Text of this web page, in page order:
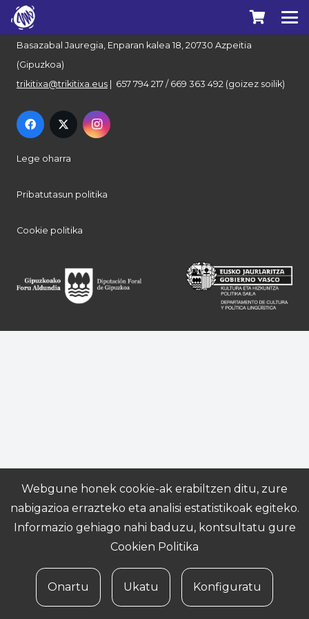
Euskal Herriko Trikitixa Elkartea
Basazabal Jauregia, Enparan kalea 18, 20730 Azpeitia
(Gipuzkoa)
trikitixa@trikitixa.eus | 657 794 217 / 669 363 492 (goizez soilik)
Lege oharra
Pribatutasun politika
Cookie politika
Webgune honek cookie-ak erabiltzen ditu, zure
nabigazioa errazteko eta analisi estatistikoak egiteko.
Informazio gehiago nahi baduzu, kontsultatu gure
Cookien Politika
Onartu Ukatu Konfiguratu